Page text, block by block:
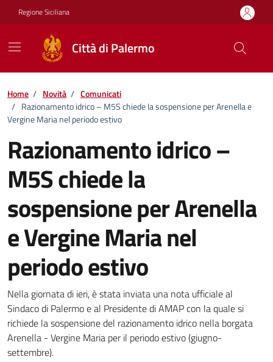
Vai ai contenuti
Vai al footer
Regione Siciliana
Città di Palermo
Home / Novità / Comunicati
/ Razionamento idrico – M5S chiede la sospensione per Arenella e
Vergine Maria nel periodo estivo
Razionamento idrico –
M5S chiede la
sospensione per Arenella
e Vergine Maria nel
periodo estivo
Dettagli della notizia
Nella giornata di ieri, è stata inviata una nota ufficiale al
Sindaco di Palermo e al Presidente di AMAP con la quale si
richiede la sospensione del razionamento idrico nella borgata
Arenella - Vergine Maria per il periodo estivo (giugno-
settembre).